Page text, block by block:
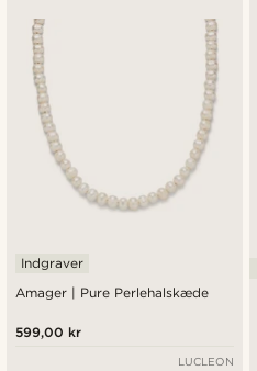
Amager | Pure Perlehalskæde
Indgraver
599,00 kr
LUCLEON